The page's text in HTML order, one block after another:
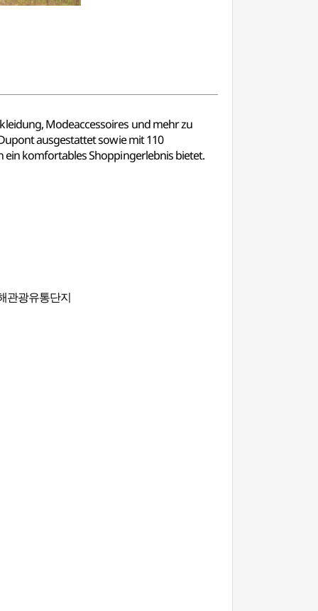
Modeaccessoires und mehr zu
ausgestattet sowie mit 110
ein komfortables Shoppingerlebnis bietet.
관광유통단지